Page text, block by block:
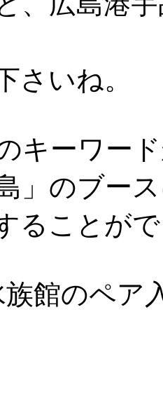
さいね。
キーワー
」のブー
ることが
族館のペア